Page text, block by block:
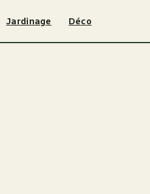
Jardinage Déco